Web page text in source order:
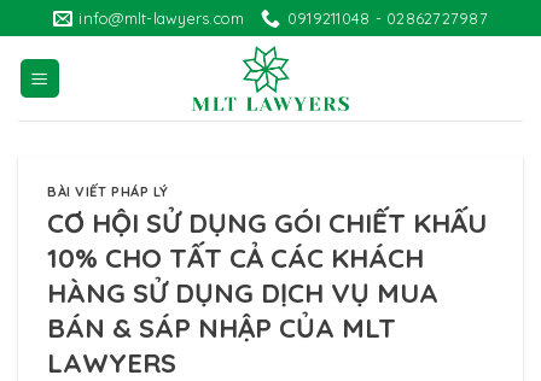
content
info@mlt-lawyers.com 0919211048 - 02862727987
BÀI VIẾT PHÁP LÝ
CƠ HỘI SỬ DỤNG GÓI CHIẾT KHẤU
10% CHO TẤT CẢ CÁC KHÁCH
HÀNG SỬ DỤNG DỊCH VỤ MUA
BÁN & SÁP NHẬP CỦA MLT
LAWYERS